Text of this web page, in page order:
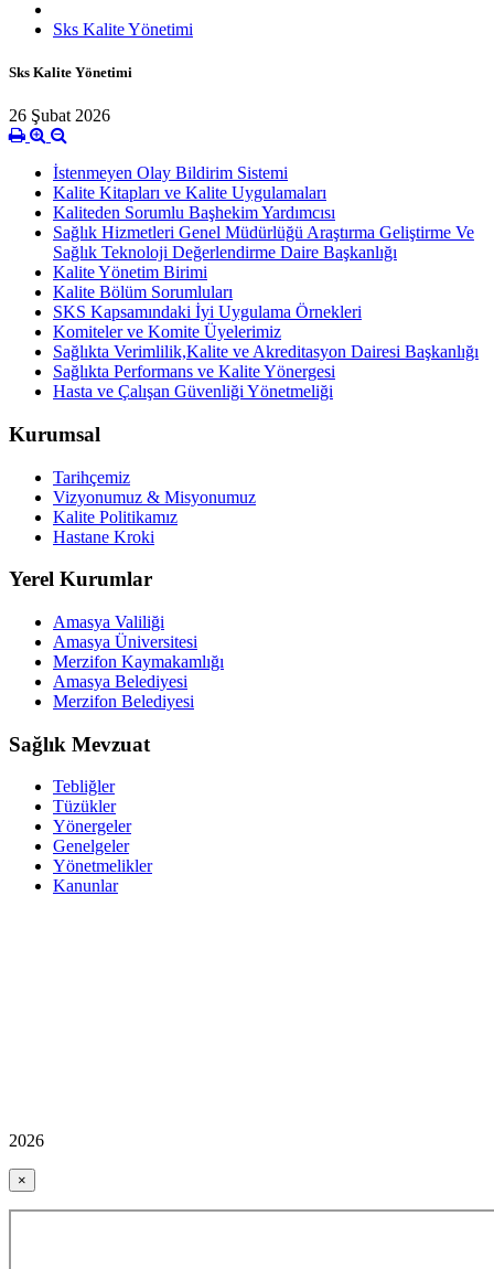
Sks Kalite Yönetimi
Sks Kalite Yönetimi
26 Şubat 2026
İstenmeyen Olay Bildirim Sistemi
Kalite Kitapları ve Kalite Uygulamaları
Kaliteden Sorumlu Başhekim Yardımcısı
Sağlık Hizmetleri Genel Müdürlüğü Araştırma Geliştirme Ve
Sağlık Teknoloji Değerlendirme Daire Başkanlığı
Kalite Yönetim Birimi
Kalite Bölüm Sorumluları
SKS Kapsamındaki İyi Uygulama Örnekleri
Komiteler ve Komite Üyelerimiz
Sağlıkta Verimlilik,Kalite ve Akreditasyon Dairesi Başkanlığı
Sağlıkta Performans ve Kalite Yönergesi
Hasta ve Çalışan Güvenliği Yönetmeliği
Kurumsal
Tarihçemiz
Vizyonumuz & Misyonumuz
Kalite Politikamız
Hastane Kroki
Yerel Kurumlar
Amasya Valiliği
Amasya Üniversitesi
Merzifon Kaymakamlığı
Amasya Belediyesi
Merzifon Belediyesi
Sağlık Mevzuat
Tebliğler
Tüzükler
Yönergeler
Genelgeler
Yönetmelikler
Kanunlar
2026
×